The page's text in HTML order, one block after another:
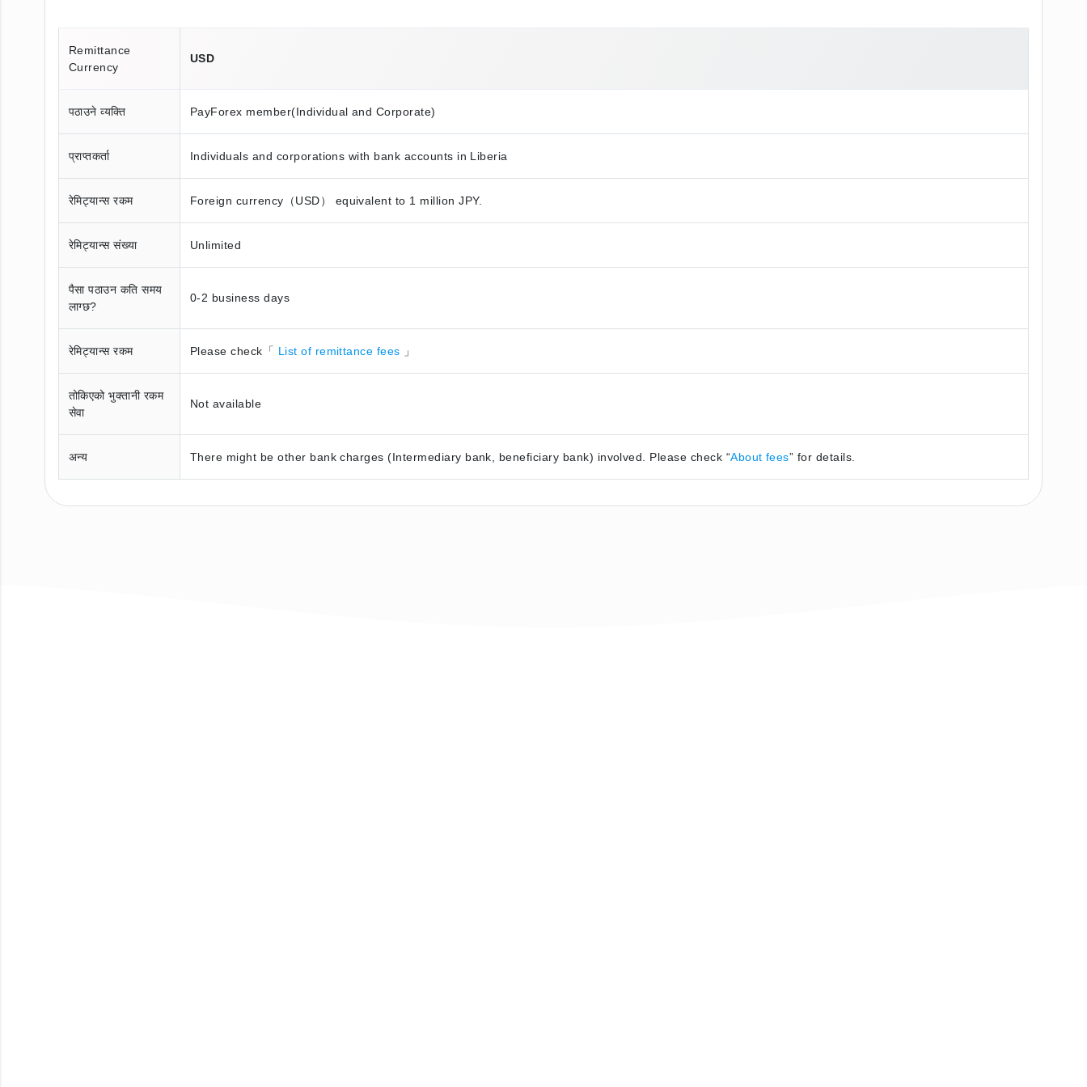
Remittance
Currency
USD
पठाउने व्यक्ति PayForex member(Individual and Corporate)
प्राप्तकर्ता Individuals and corporations with bank accounts in Liberia
रेमिट्यान्स रकम Foreign currency（USD） equivalent to 1 million JPY.
रेमिट्यान्स संख्या Unlimited
पैसा पठाउन कति समय
लाग्छ?
0-2 business days
रेमिट्यान्स रकम Please check「 List of remittance fees 」
तोकिएको भुक्तानी रकम
सेवा
Not available
अन्य There might be other bank charges (Intermediary bank, beneficiary bank) involved. Please check “About fees” for details.